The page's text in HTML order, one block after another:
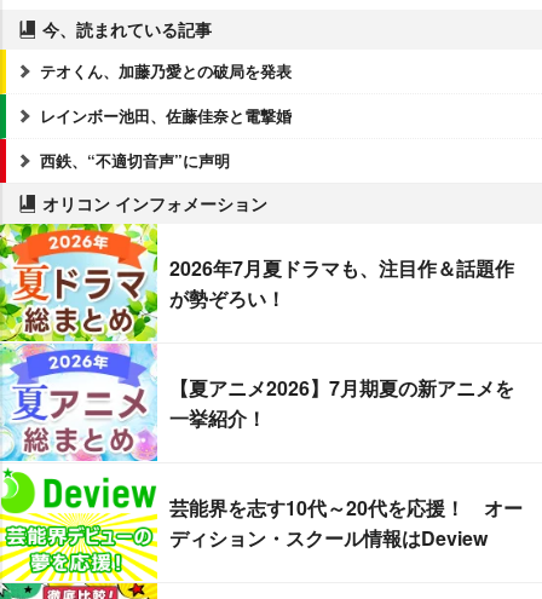
今、読まれている記事
テオくん、加藤乃愛との破局を発表
レインボー池田、佐藤佳奈と電撃婚
西鉄、“不適切音声”に声明
オリコン インフォメーション
2026年7月夏ドラマも、注目作＆話題作
が勢ぞろい！
【夏アニメ2026】7月期夏の新アニメを
一挙紹介！
芸能界を志す10代～20代を応援！ オー
ディション・スクール情報はDeview